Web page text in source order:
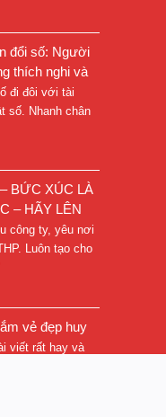
đổi số: Người
thích nghi và
đi đôi với tài
số. Nhanh chân
BỨC XÚC LÀ
– HÃY LÊN
công ty, yêu nơi
Luôn tạo cho
vẻ đẹp huy
viết rất hay và